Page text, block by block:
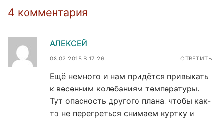
4 комментария
АЛЕКСЕЙ
08.02.2015 В 17:26 ОТВЕТИТЬ
Ещё немного и нам придётся привыкать
к весенним колебаниям температуры.
Тут опасность другого плана: чтобы как-
то не перегреться снимаем куртку и